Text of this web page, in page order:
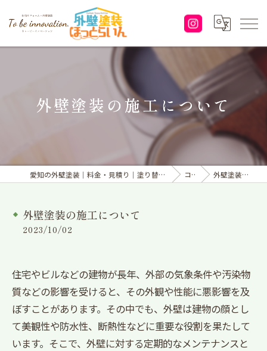
外壁塗装の施工について
愛知の外壁塗装｜料金・見積り｜塗り替えなら「株式会社To be innovation.」へ コラム 外壁塗装の施工について
外壁塗装の施工について
2023/10/02
住宅やビルなどの建物が長年、外部の気象条件や汚染物
質などの影響を受けると、その外観や性能に悪影響を及
ぼすことがあります。その中でも、外壁は建物の顔とし
て美観性や防水性、断熱性などに重要な役割を果たして
います。そこで、外壁に対する定期的なメンテナンスと